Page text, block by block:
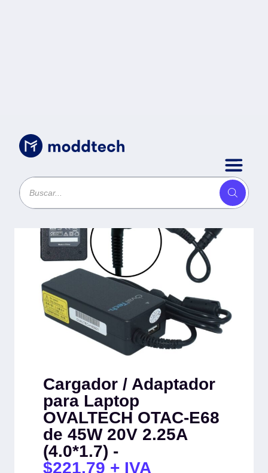
Accesorios para Cómputo
OVALTECH OTAC-E68
Cargador / Adaptador
para Laptop
OVALTECH OTAC-E68
de 45W 20V 2.25A
(4.0*1.7) -
$221.79 + IVA